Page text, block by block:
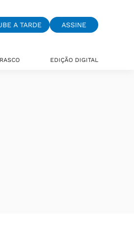
A TARDE ASSINE
EDIÇÃO DIGITAL